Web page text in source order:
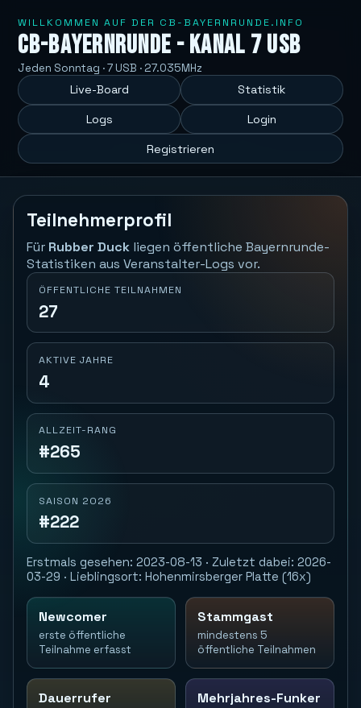
WILLKOMMEN AUF DER CB-BAYERNRUNDE.INFO
CB-Bayernrunde - Kanal 7 USB
Jeden Sonntag · 7 USB · 27.035MHz
Live-Board Statistik
Logs Login
Registrieren
Teilnehmerprofil
Für Rubber Duck liegen öffentliche Bayernrunde-
Statistiken aus Veranstalter-Logs vor.
ÖFFENTLICHE TEILNAHMEN
27
AKTIVE JAHRE
4
ALLZEIT-RANG
#265
SAISON 2026
#222
Erstmals gesehen: 2023-08-13 · Zuletzt dabei: 2026-
03-29 · Lieblingsort: Hohenmirsberger Platte (16x)
Newcomer
erste öffentliche
Teilnahme erfasst
Stammgast
mindestens 5
öffentliche Teilnahmen
Dauerrufer Mehrjahres-Funker